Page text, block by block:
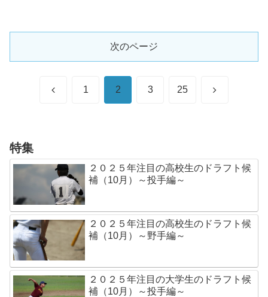
次のページ
前 1 2 3 25 次
特集
２０２５年注目の高校生のドラフト候
補（10月）～投手編～
２０２５年注目の高校生のドラフト候
補（10月）～野手編～
２０２５年注目の大学生のドラフト候
補（10月）～投手編～